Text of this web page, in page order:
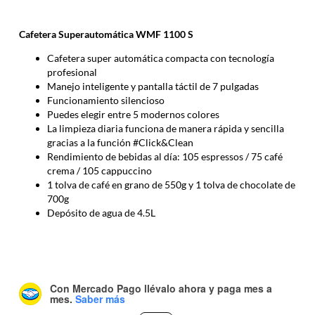
Cafetera Superautomática WMF 1100 S
Cafetera super automática compacta con tecnología
profesional
Manejo inteligente y pantalla táctil de 7 pulgadas
Funcionamiento silencioso
Puedes elegir entre 5 modernos colores
La limpieza diaria funciona de manera rápida y sencilla
gracias a la función #Click&Clean
Rendimiento de bebidas al día: 105 espressos / 75 café
crema / 105 cappuccino
1 tolva de café en grano de 550g y 1 tolva de chocolate de
700g
Depósito de agua de 4.5L
Con Mercado Pago llévalo ahora y paga mes a
mes. Saber más